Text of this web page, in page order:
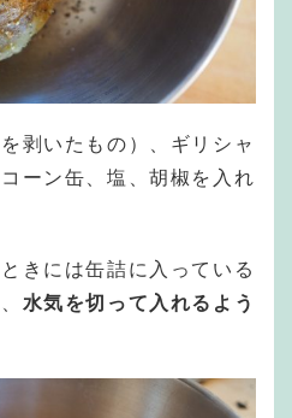
剥いたもの）、ギリシャ
ーン缶、塩、胡椒を入れ
きには缶詰に入っている
水気を切って入れるよう